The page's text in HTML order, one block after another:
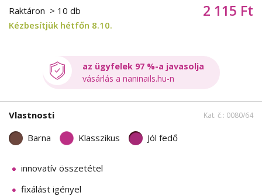
Raktáron > 10 db
Kézbesítjük hétfőn 8.10.
2 115 Ft
az ügyfelek 97 %-a javasolja
vásárlás a naninails.hu-n
Vlastnosti Kat. č.: 0080/64
Barna Klasszikus Jól fedő
innovatív összetétel
fixálást igényel